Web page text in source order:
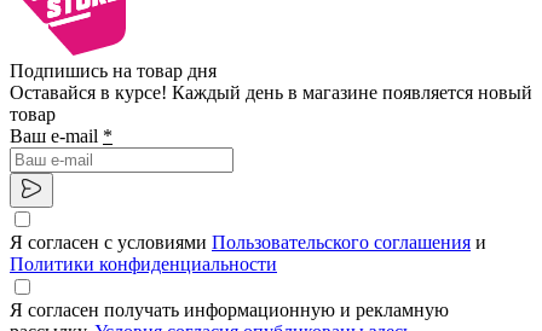
Подпишись на товар дня
Оставайся в курсе! Каждый день в магазине появляется новый
товар
Ваш e-mail *
Я согласен с условиями Пользовательского соглашения и
Политики конфиденциальности
Я согласен получать информационную и рекламную